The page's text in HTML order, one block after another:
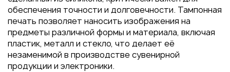
обеспечения точности и долговечности. Тампонная
печать позволяет наносить изображения на
предметы различной формы и материала, включая
пластик, металл и стекло, что делает её
незаменимой в производстве сувенирной
продукции и электроники.